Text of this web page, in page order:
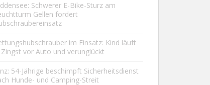
Schwerer E-Bike-Sturz am
Gellen fordert
im Einsatz: Kind läuft
Zingst vor Auto und verunglückt
54-Jährige beschimpft Sicherheitsdienst
Hunde- und Camping-Streit